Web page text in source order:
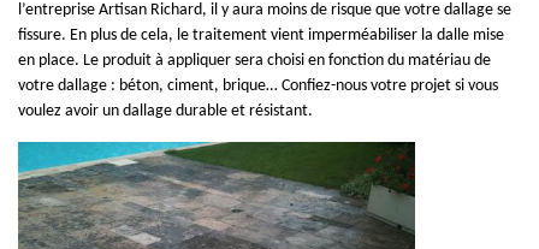
l’entreprise Artisan Richard, il y aura moins de risque que votre dallage se
fissure. En plus de cela, le traitement vient imperméabiliser la dalle mise
en place. Le produit à appliquer sera choisi en fonction du matériau de
votre dallage : béton, ciment, brique… Confiez-nous votre projet si vous
voulez avoir un dallage durable et résistant.